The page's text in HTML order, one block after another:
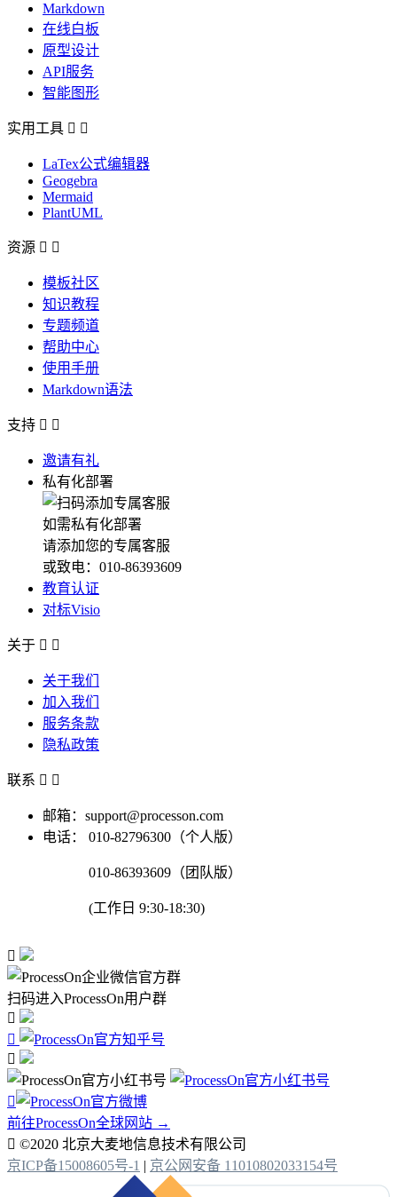
Markdown
在线白板
原型设计
API服务
智能图形
实用工具  
LaTex公式编辑器
Geogebra
Mermaid
PlantUML
资源  
模板社区
知识教程
专题频道
帮助中心
使用手册
Markdown语法
支持  
邀请有礼
私有化部署
如需私有化部署
请添加您的专属客服
或致电：010-86393609
教育认证
对标Visio
关于  
关于我们
加入我们
服务条款
隐私政策
联系  
邮箱：support@processon.com
电话：
010-82796300（个人版）
010-86393609（团队版）
(工作日 9:30-18:30)

扫码进入ProcessOn用户群




前往ProcessOn全球网站 →
 ©2020 北京大麦地信息技术有限公司
京ICP备15008605号-1 | 京公网安备 11010802033154号